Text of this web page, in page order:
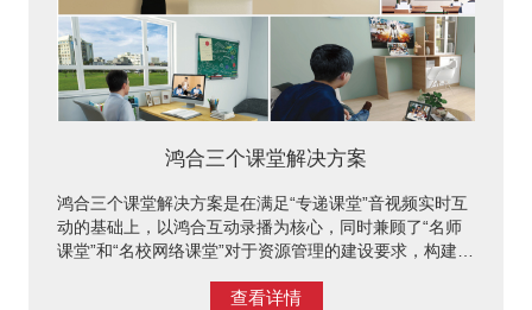
鸿合三个课堂解决方案
鸿合三个课堂解决方案是在满足“专递课堂”音视频实时互
动的基础上，以鸿合互动录播为核心，同时兼顾了“名师
课堂”和“名校网络课堂”对于资源管理的建设要求，构建以
对专递课堂的大规模实时直播、录制、资源上传、资源管
查看详情